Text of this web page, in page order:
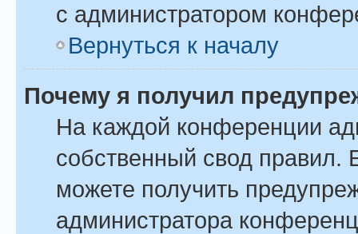
с администратором
Вернуться к началу
Почему я получил
На каждой конференции
собственный свод
можете получить
администратора